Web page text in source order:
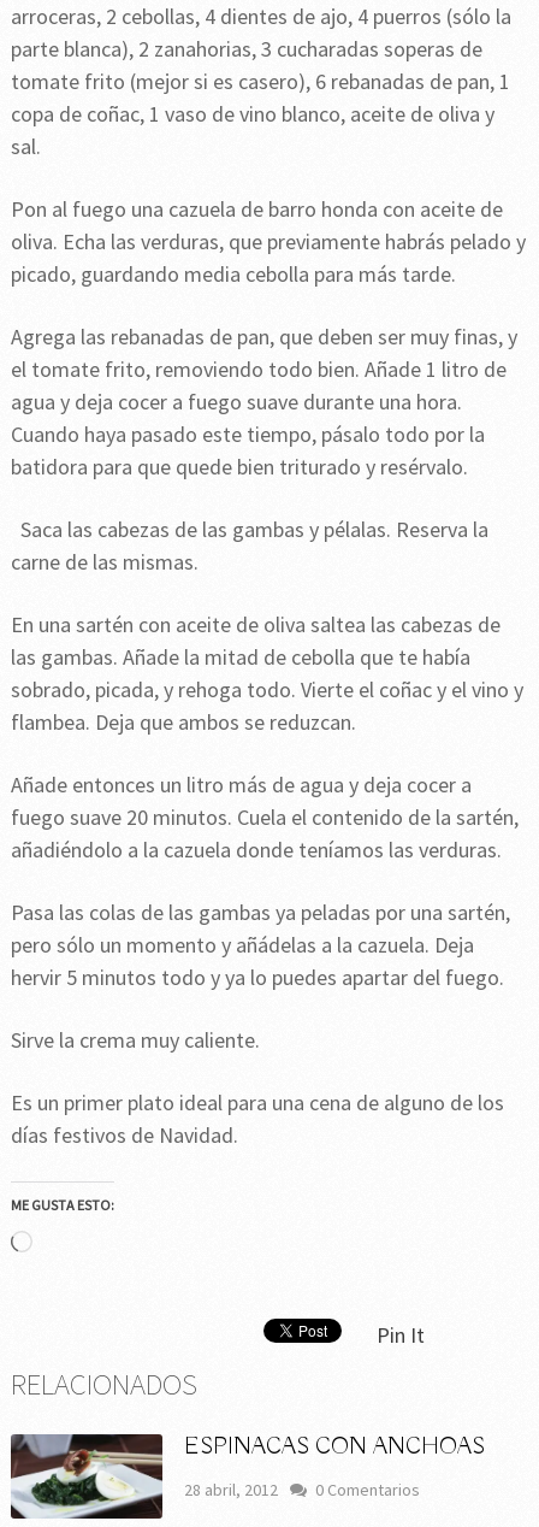
arroceras, 2 cebollas, 4 dientes de ajo, 4 puerros (sólo la
parte blanca), 2 zanahorias, 3 cucharadas soperas de
tomate frito (mejor si es casero), 6 rebanadas de pan, 1
copa de coñac, 1 vaso de vino blanco, aceite de oliva y
sal.
Pon al fuego una cazuela de barro honda con aceite de
oliva. Echa las verduras, que previamente habrás pelado y
picado, guardando media cebolla para más tarde.
Agrega las rebanadas de pan, que deben ser muy finas, y
el tomate frito, removiendo todo bien. Añade 1 litro de
agua y deja cocer a fuego suave durante una hora.
Cuando haya pasado este tiempo, pásalo todo por la
batidora para que quede bien triturado y resérvalo.
Saca las cabezas de las gambas y pélalas. Reserva la
carne de las mismas.
En una sartén con aceite de oliva saltea las cabezas de
las gambas. Añade la mitad de cebolla que te había
sobrado, picada, y rehoga todo. Vierte el coñac y el vino y
flambea. Deja que ambos se reduzcan.
Añade entonces un litro más de agua y deja cocer a
fuego suave 20 minutos. Cuela el contenido de la sartén,
añadiéndolo a la cazuela donde teníamos las verduras.
Pasa las colas de las gambas ya peladas por una sartén,
pero sólo un momento y añádelas a la cazuela. Deja
hervir 5 minutos todo y ya lo puedes apartar del fuego.
Sirve la crema muy caliente.
Es un primer plato ideal para una cena de alguno de los
días festivos de Navidad.
ME GUSTA ESTO:
Cargando...
Pin It
RELACIONADOS
ESPINACAS CON ANCHOAS
28 abril, 2012 0 Comentarios